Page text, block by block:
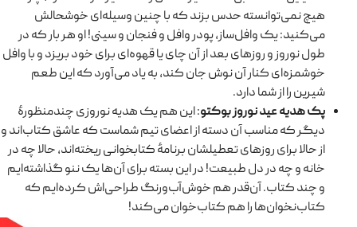
هیچ نمی‌توانسته حدس بزند که با چنین وسیله‌ای خوشحالش
می‌کنید: یک وافل‌ساز، پودر وافل و فنجان و سینی! او هر بار که در
طول نوروز و روزهای بعد از آن چای یا قهوه‌ای برای خود بریزد و با وافل
خوشمزه‌ای کنار آن نوش جان کند، به یاد می‌آورد که این طعم
شیرین را از شما دارد.
پک هدیه عید نوروز بوکتو: این هم یک هدیه نوروزی چندمنظورهٔ
دیگر که مناسب آن دسته از اعضای تیم شماست که عاشق کتاب‌اند و
از حالا برای روزهای تعطیلشان برنامهٔ کتابخوانی ریخته‌اند، حالا چه در
خانه و چه در دل طبیعت! در این بسته برای آن‌ها یک ننو گذاشته‌ایم
و چند کتاب. آن‌قدر هم خوش‌آب‌ورنگ طراحی‌اش کرده‌ایم که
کتاب‌نخوان‌ها را هم کتاب‌خوان می‌کند!